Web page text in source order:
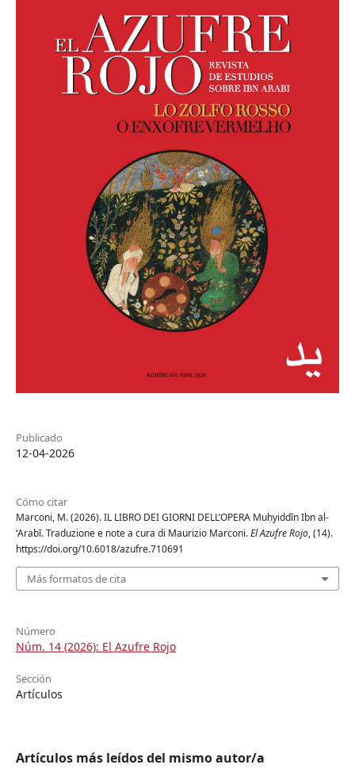
Publicado
12-04-2026
Cómo citar
Marconi, M. (2026). IL LIBRO DEI GIORNI DELL’OPERA Muḥyiddīn Ibn al-
ʻArabī. Traduzione e note a cura di Maurizio Marconi.El Azufre Rojo, (14).
https://doi.org/10.6018/azufre.710691
Más formatos de cita
Número
Núm. 14 (2026): El Azufre Rojo
Sección
Artículos
Artículos más leídos del mismo autor/a